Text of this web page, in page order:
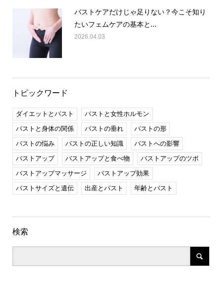
バストケアだけじゃ足りない？今こそ知り
たいフェムケアの基本と...
2026.04.03
トピックワード
ダイエットとバスト
バストと女性ホルモン
バストと身体の関係
バストの垂れ
バストの形
バストの悩み
バストの正しい知識
バストへの影響
バストアップ
バストアップと食べ物
バストアップのツボ
バストアップマッサージ
バストアップ効果
バストサイズと遺伝
出産とバスト 年齢とバスト
検索